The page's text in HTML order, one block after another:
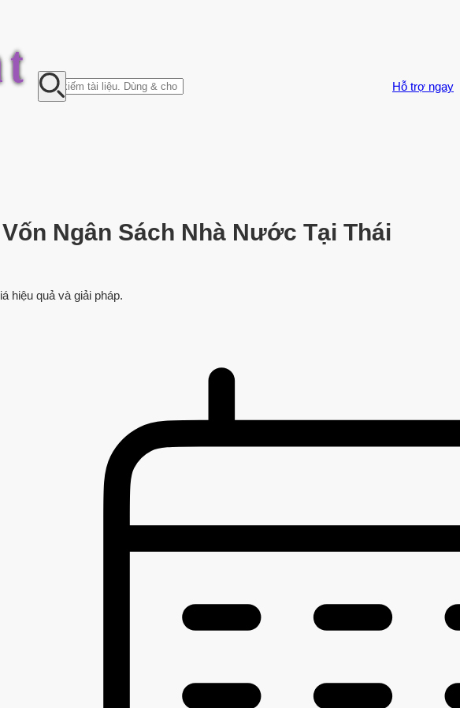
t Hỗ trợ ngay
Ngân Sách Nhà Nước Tại Thái
hiệu quả và giải pháp.